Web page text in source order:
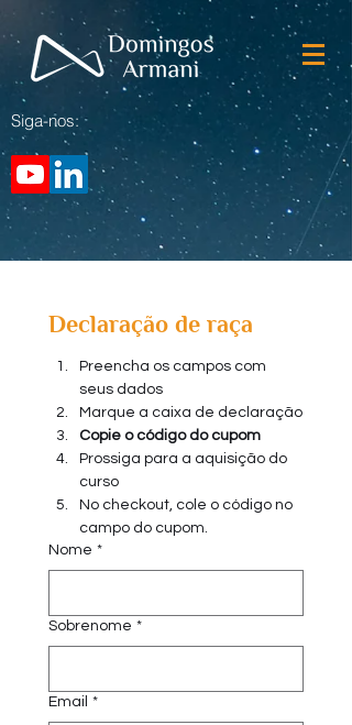
Siga-nos:
Declaração de raça
Preencha os campos com
seus dados
Marque a caixa de declaração
Copie o código do cupom
Prossiga para a aquisição do
curso
No checkout, cole o código no
campo do cupom.
Nome *
Sobrenome *
Email *